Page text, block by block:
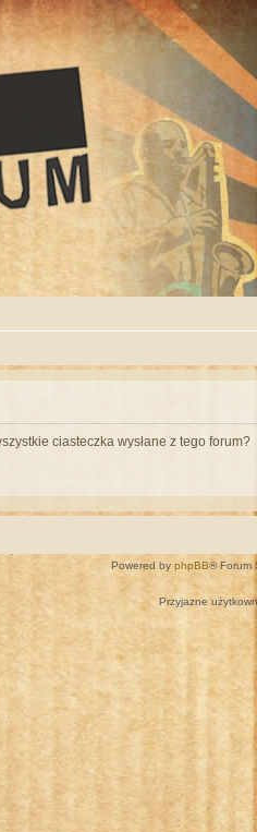
ciasteczka wysłane z tego forum?
Powered by phpBB® Forum
Przyjazne